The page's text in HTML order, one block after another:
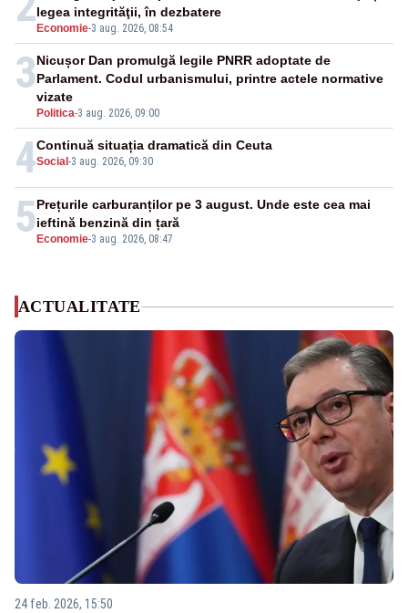
Economie-3 aug. 2026, 08:54
legea integrităţii, în dezbatere
3
Politica-3 aug. 2026, 09:00
Nicușor Dan promulgă legile PNRR adoptate de
Parlament. Codul urbanismului, printre actele normative
vizate
4Social -3 aug. 2026, 09:30
Continuă situația dramatică din Ceuta
5 Economie-3 aug. 2026, 08:47
Prețurile carburanților pe 3 august. Unde este cea mai
ieftină benzină din țară
ACTUALITATE
24 feb. 2026, 15:50